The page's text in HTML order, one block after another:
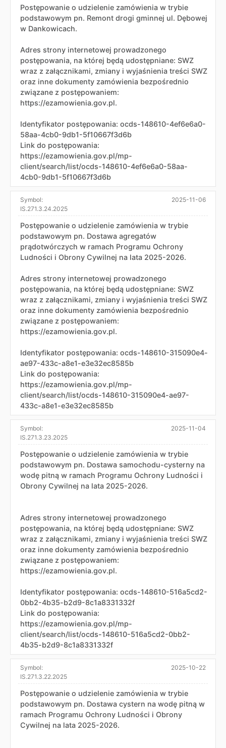
Postępowanie o udzielenie zamówienia w trybie
podstawowym pn. Remont drogi gminnej ul. Dębowej
w Dankowicach.
Adres strony internetowej prowadzonego
postępowania, na której będą udostępniane: SWZ
wraz z załącznikami, zmiany i wyjaśnienia treści SWZ
oraz inne dokumenty zamówienia bezpośrednio
związane z postępowaniem:
https://ezamowienia.gov.pl.
Identyfikator postępowania: ocds-148610-4ef6e6a0-
58aa-4cb0-9db1-5f10667f3d6b
Link do postępowania:
https://ezamowienia.gov.pl/mp-
client/search/list/ocds-148610-4ef6e6a0-58aa-
4cb0-9db1-5f10667f3d6b
Symbol:
IS.271.3.24.2025
2025-11-06
Postępowanie o udzielenie zamówienia w trybie
podstawowym pn. Dostawa agregatów
prądotwórczych w ramach Programu Ochrony
Ludności i Obrony Cywilnej na lata 2025-2026.
Adres strony internetowej prowadzonego
postępowania, na której będą udostępniane: SWZ
wraz z załącznikami, zmiany i wyjaśnienia treści SWZ
oraz inne dokumenty zamówienia bezpośrednio
związane z postępowaniem:
https://ezamowienia.gov.pl.
Identyfikator postępowania: ocds-148610-315090e4-
ae97-433c-a8e1-e3e32ec8585b
Link do postępowania:
https://ezamowienia.gov.pl/mp-
client/search/list/ocds-148610-315090e4-ae97-
433c-a8e1-e3e32ec8585b
Symbol:
IS.271.3.23.2025
2025-11-04
Postępowanie o udzielenie zamówienia w trybie
podstawowym pn. Dostawa samochodu-cysterny na
wodę pitną w ramach Programu Ochrony Ludności i
Obrony Cywilnej na lata 2025-2026.
Adres strony internetowej prowadzonego
postępowania, na której będą udostępniane: SWZ
wraz z załącznikami, zmiany i wyjaśnienia treści SWZ
oraz inne dokumenty zamówienia bezpośrednio
związane z postępowaniem:
https://ezamowienia.gov.pl.
Identyfikator postępowania: ocds-148610-516a5cd2-
0bb2-4b35-b2d9-8c1a8331332f
Link do postępowania:
https://ezamowienia.gov.pl/mp-
client/search/list/ocds-148610-516a5cd2-0bb2-
4b35-b2d9-8c1a8331332f
Symbol:
IS.271.3.22.2025
2025-10-22
Postępowanie o udzielenie zamówienia w trybie
podstawowym pn. Dostawa cystern na wodę pitną w
ramach Programu Ochrony Ludności i Obrony
Cywilnej na lata 2025-2026.